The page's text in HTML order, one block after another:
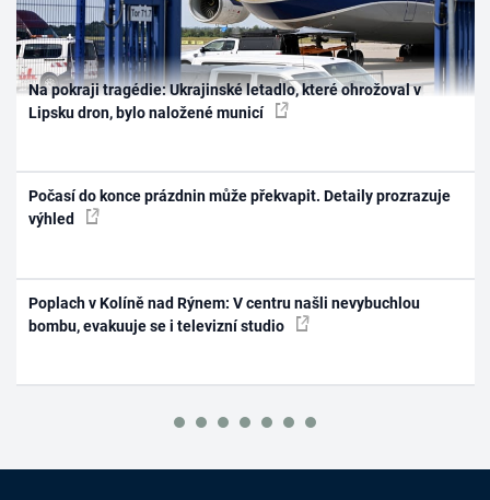
Na pokraji tragédie: Ukrajinské letadlo, které ohrožoval v
Lipsku dron, bylo naložené municí
Počasí do konce prázdnin může překvapit. Detaily prozrazuje
výhled
Poplach v Kolíně nad Rýnem: V centru našli nevybuchlou
bombu, evakuuje se i televizní studio